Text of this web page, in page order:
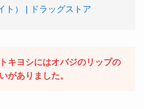
ト） | ドラッグストア
キヨシにはオバジのリップの
がありました。